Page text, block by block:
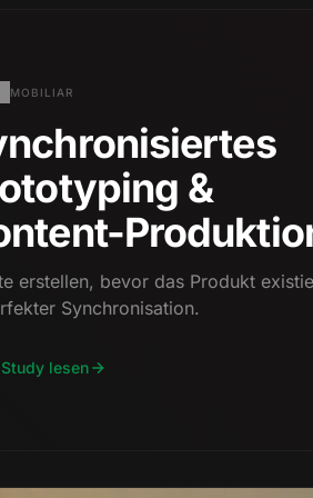
MOBILIAR
&
erstellen, bevor das Produkt
Synchronisation.
lesen